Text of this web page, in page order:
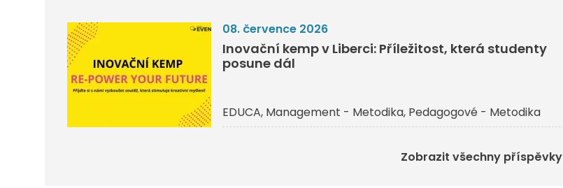
08. července 2026
Inovační kemp v Liberci: Příležitost, která studenty
posune dál
EDUCA Management - Metodika Pedagogové - Metodika
Zobrazit všechny příspěvky